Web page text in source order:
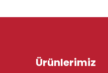
Ürünlerimiz